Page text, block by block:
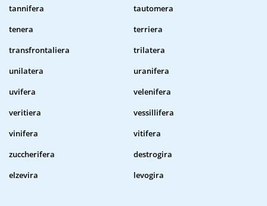
tannifera
tautomera
tenera
terriera
transfrontaliera
trilatera
unilatera
uranifera
uvifera
velenifera
veritiera
vessillifera
vinifera
vitifera
zuccherifera
destrogira
elzevira
levogira